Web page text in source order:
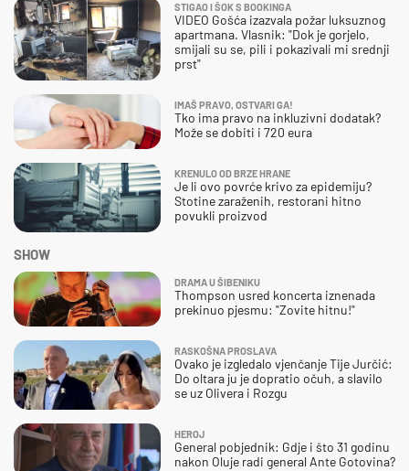
STIGAO I ŠOK S BOOKINGA
VIDEO Gošća izazvala požar luksuznog
apartmana. Vlasnik: "Dok je gorjelo,
smijali su se, pili i pokazivali mi srednji
prst"
IMAŠ PRAVO, OSTVARI GA!
Tko ima pravo na inkluzivni dodatak?
Može se dobiti i 720 eura
KRENULO OD BRZE HRANE
Je li ovo povrće krivo za epidemiju?
Stotine zaraženih, restorani hitno
povukli proizvod
SHOW
DRAMA U ŠIBENIKU
Thompson usred koncerta iznenada
prekinuo pjesmu: "Zovite hitnu!"
RASKOŠNA PROSLAVA
Ovako je izgledalo vjenčanje Tije Jurčić:
Do oltara ju je dopratio očuh, a slavilo
se uz Olivera i Rozgu
HEROJ
General pobjednik: Gdje i što 31 godinu
nakon Oluje radi general Ante Gotovina?